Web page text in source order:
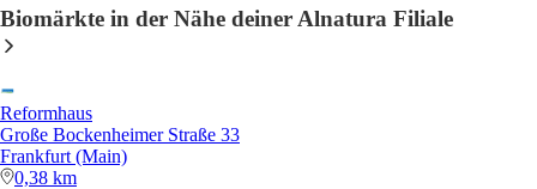
Biomärkte in der Nähe deiner Alnatura Filiale
Reformhaus
Große Bockenheimer Straße 33
Frankfurt (Main)
0,38 km